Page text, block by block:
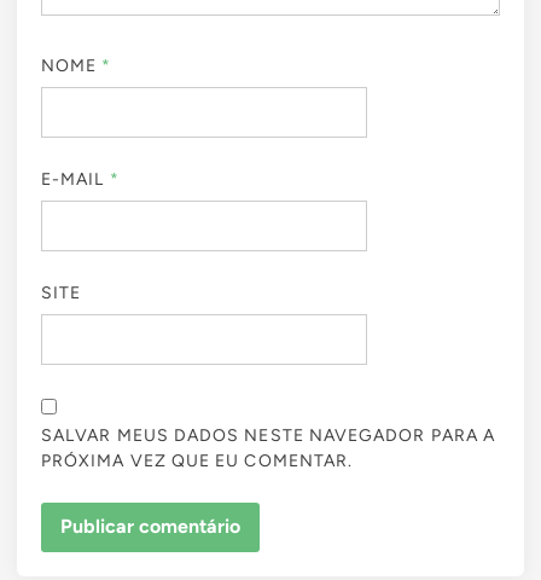
NOME *
E-MAIL *
SITE
SALVAR MEUS DADOS NESTE NAVEGADOR PARA A
PRÓXIMA VEZ QUE EU COMENTAR.